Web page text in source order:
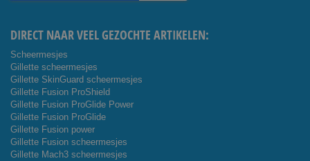
DIRECT NAAR VEEL GEZOCHTE ARTIKELEN:
Scheermesjes
Gillette scheermesjes
Gillette SkinGuard scheermesjes
Gillette Fusion ProShield
Gillette Fusion ProGlide Power
Gillette Fusion ProGlide
Gillette Fusion power
Gillette Fusion scheermesjes
Gillette Mach3 scheermesjes